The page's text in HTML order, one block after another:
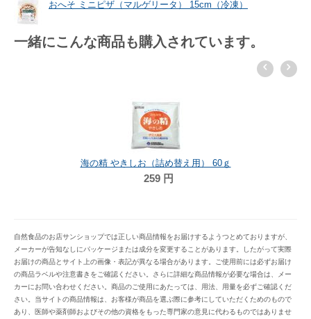
おへそ ミニピザ（マルゲリータ） 15cm（冷凍）
一緒にこんな商品も購入されています。
海の精 やきしお（詰め替え用） 60ｇ
259 円
自然食品のお店サンショップでは正しい商品情報をお届けするようつとめておりますが、
メーカーが告知なしにパッケージまたは成分を変更することがあります。したがって実際
お届けの商品とサイト上の画像・表記が異なる場合があります。ご使用前には必ずお届け
の商品ラベルや注意書きをご確認ください。さらに詳細な商品情報が必要な場合は、メー
カーにお問い合わせください。商品のご使用にあたっては、用法、用量を必ずご確認くだ
さい。当サイトの商品情報は、お客様が商品を選ぶ際に参考にしていただくためのもので
あり、医師や薬剤師およびその他の資格をもった専門家の意見に代わるものではありませ